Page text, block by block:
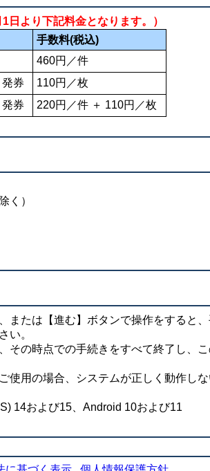
より下記料金となります。）
手数料(税込)
460円／件
券
110円／枚
券 220円／件 ＋ 110円／枚
く）
たは【進む】ボタンで操作をすると
い。
の時点での手続きをすべて終了し、こ
用の場合、システムが正しく動作し
14および15、Android 10および11